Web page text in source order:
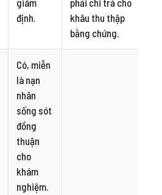
giám
định.
phải chi trả cho
khâu thu thập
bằng chứng.
Có, miễn
là nạn
nhân
sống sót
đồng
thuận
cho
khám
nghiệm.